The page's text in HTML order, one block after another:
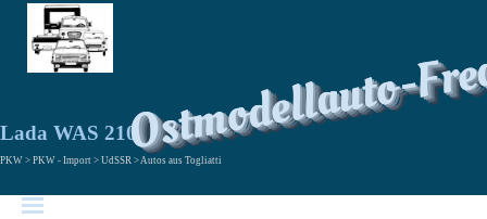
Ostmodellauto-
Lada WAS 2104
PKW > PKW - Import > UdSSR > Autos aus Togliatti